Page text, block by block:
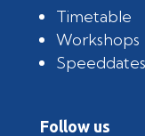
Timetable
Workshops
Speeddates
Follow us